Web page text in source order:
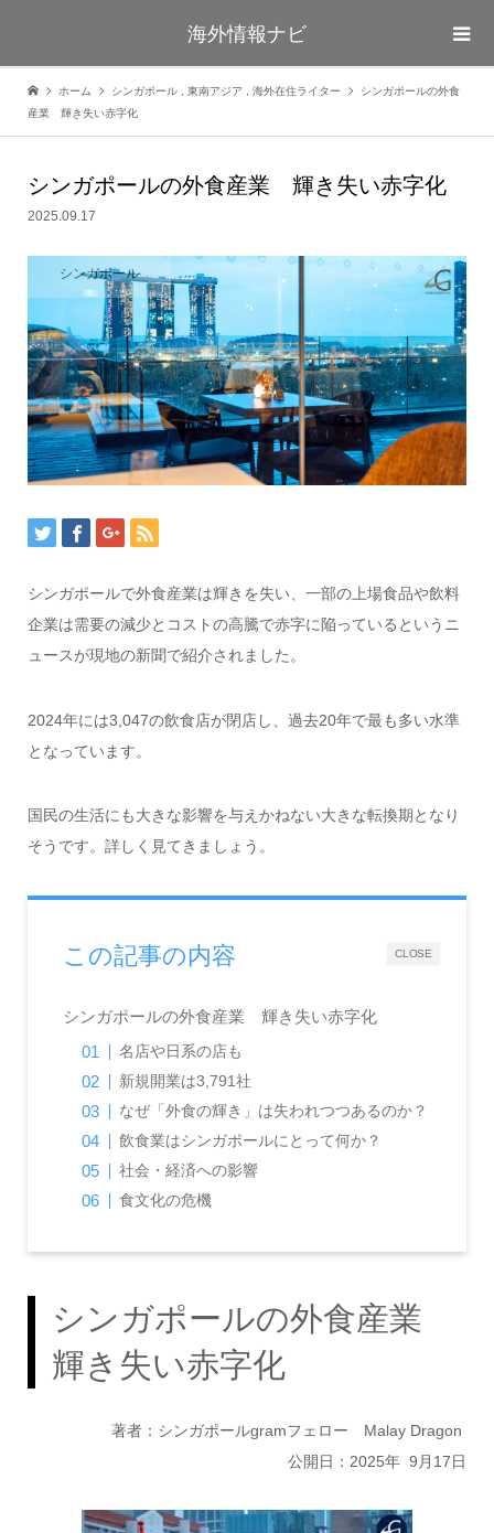
海外情報ナビ
ホーム シンガポール 東南アジア 海外在住ライター
シンガポールの外食
産業 輝き失い赤字化
シンガポールの外食産業 輝き失い赤字化
2025.09.17
シンガポール
シンガポールで外食産業は輝きを失い、一部の上場食品や飲料
企業は需要の減少とコストの高騰で赤字に陥っているというニ
ュースが現地の新聞で紹介されました。
2024年には3,047の飲食店が閉店し、過去20年で最も多い水準
となっています。
国民の生活にも大きな影響を与えかねない大きな転換期となり
そうです。詳しく見てきましょう。
CLOSE
この記事の内容
シンガポールの外食産業 輝き失い赤字化
名店や日系の店も
新規開業は3,791社
なぜ「外食の輝き」は失われつつあるのか？
飲食業はシンガポールにとって何か？
社会・経済への影響
食文化の危機
シンガポールの外食産業
輝き失い赤字化
著者：シンガポールgramフェロー Malay Dragon
公開日：2025年 9月17日